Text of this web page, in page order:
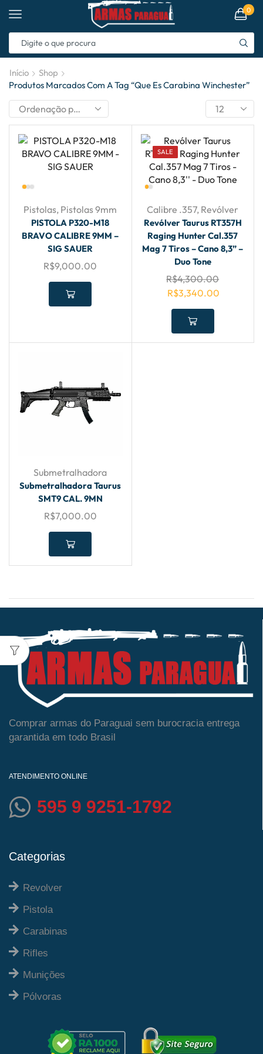
0
Início
Shop
Produtos Marcados Com A Tag “que Es Carabina Winchester”
Pistolas, Pistolas 9mm
PISTOLA P320-M18
BRAVO CALIBRE 9MM –
SIG SAUER
R$9,000.00
SALE
Calibre .357, Revólver
Revólver Taurus RT357H
Raging Hunter Cal.357
Mag 7 Tiros – Cano 8,3” –
Duo Tone
R$4,300.00
R$3,340.00
Submetralhadora
Submetralhadora Taurus
SMT9 CAL. 9MN
R$7,000.00
Comprar armas do Paraguai sem burocracia entrega
garantida em todo Brasil
ATENDIMENTO ONLINE
595 9 9251-1792
Categorias
Revolver
Pistola
Carabinas
Rifles
Munições
Pólvoras